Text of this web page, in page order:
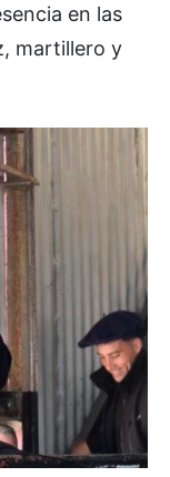
en las
martillero y